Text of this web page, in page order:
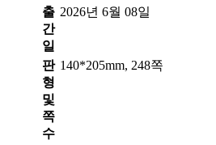
출
간
일
2026년 6월 08일
판
형
및
쪽
수
140*205mm, 248쪽